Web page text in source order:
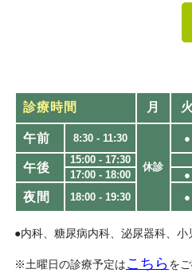
診療時間 月 火
午前 8:30 - 11:30
休診
●
午後
15:00 - 17:30
17:00 - 18:00
●
夜間 18:00 - 19:30​ ●
●内科、糖尿病内科、泌尿器科、小
※土曜日の診療予定はこちらを